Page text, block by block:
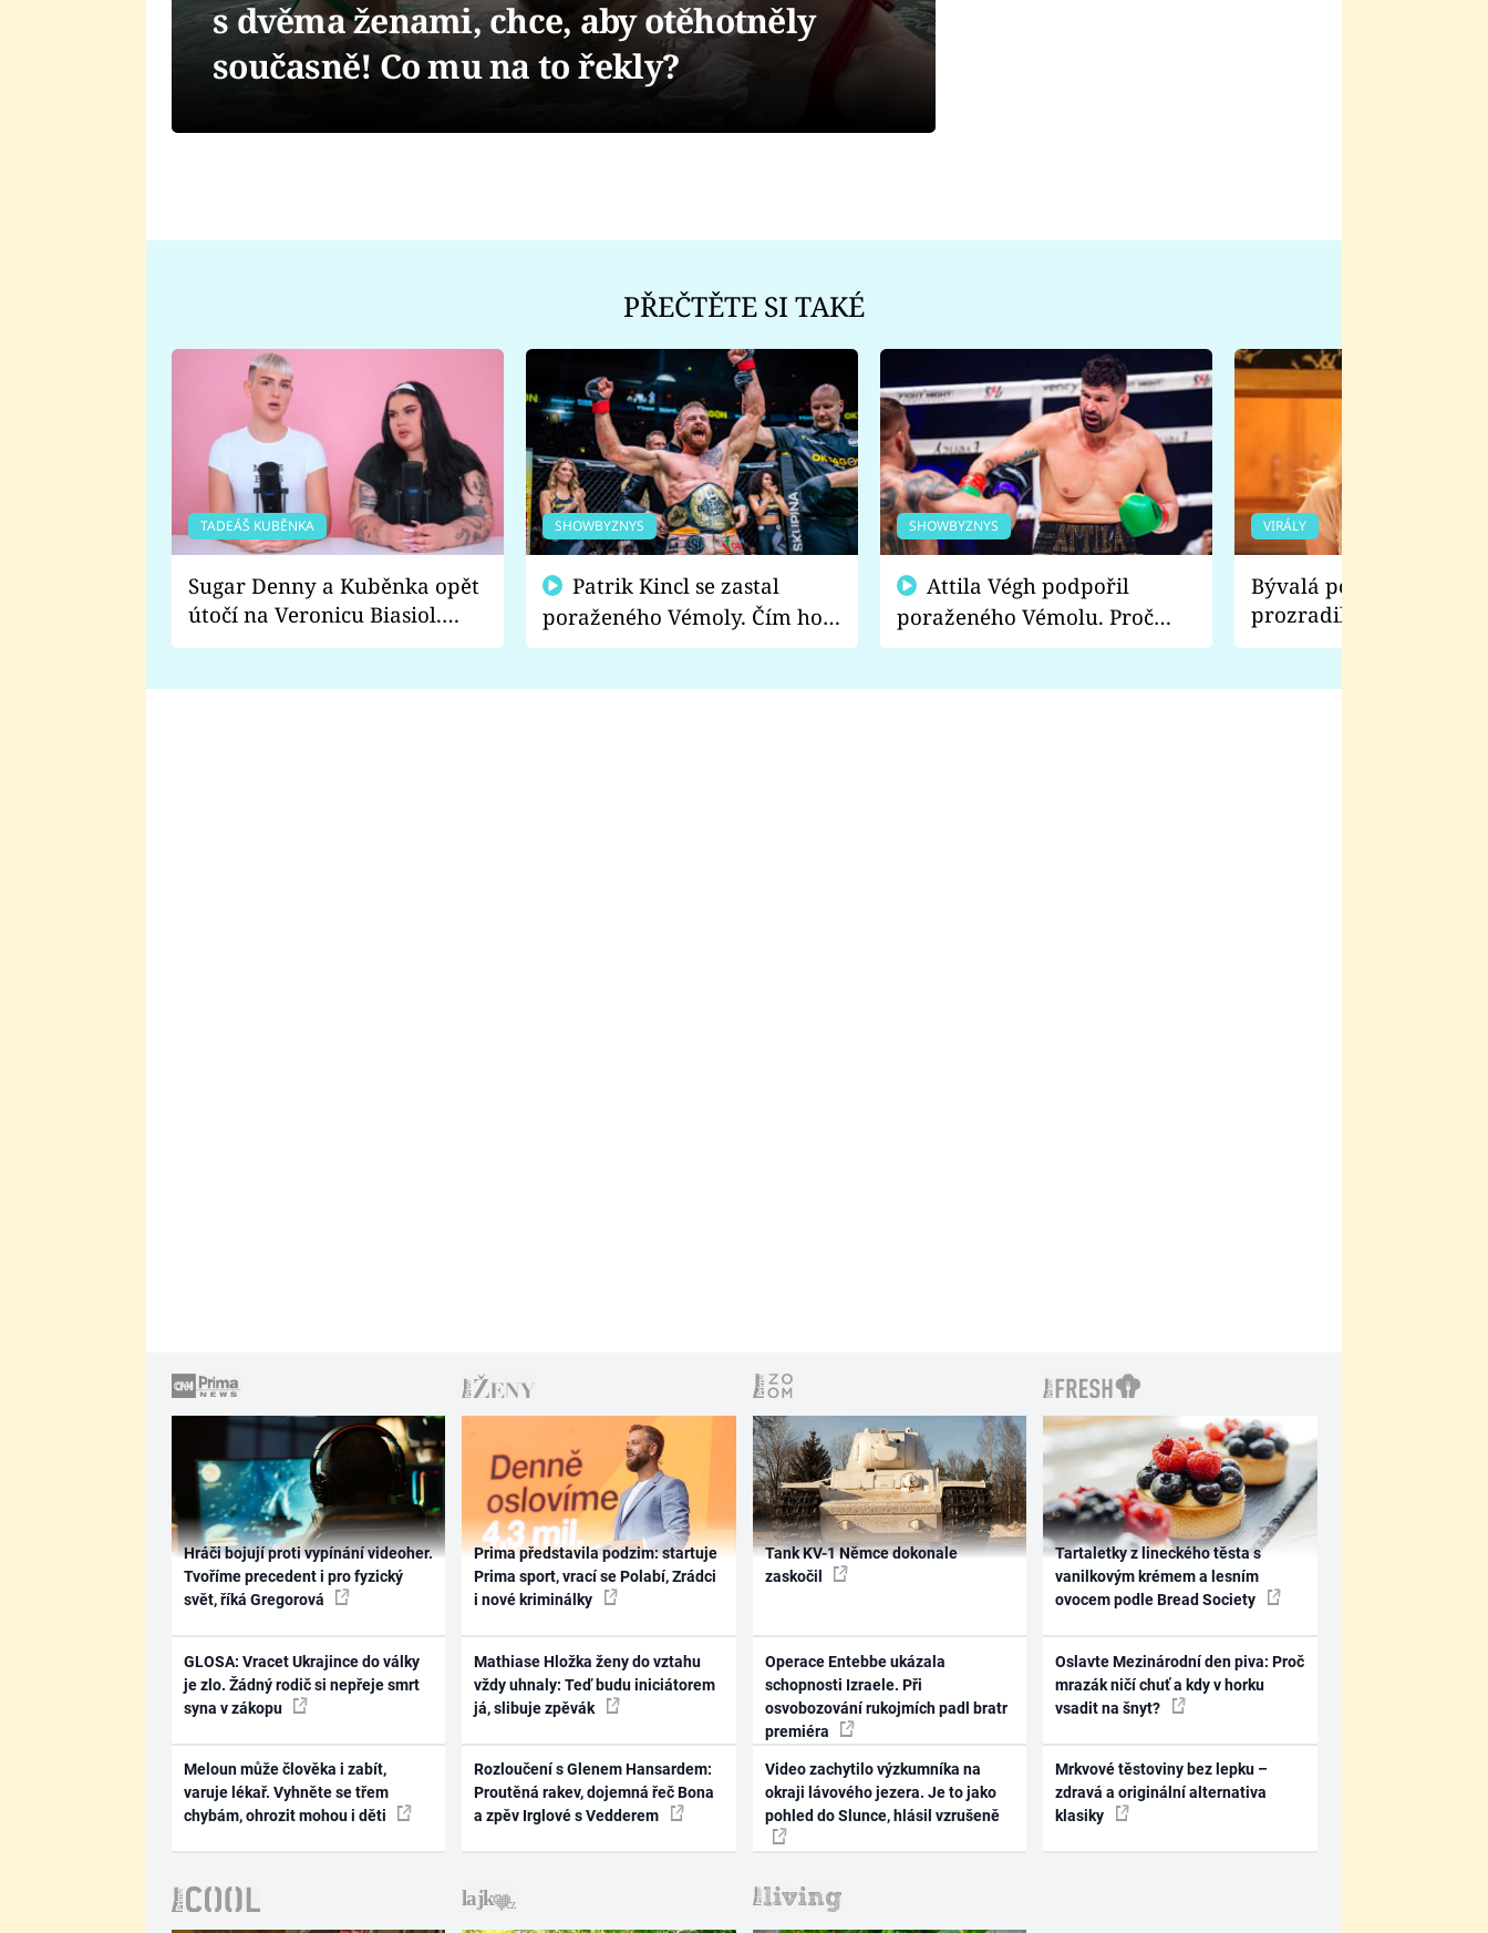
s dvěma ženami, chce, aby otěhotněly
současně! Co mu na to řekly?
PŘEČTĚTE SI TAKÉ
TADEÁŠ KUBĚNKA
Sugar Denny a Kuběnka opět
útočí na Veronicu Biasiol.
Proč je podle nich falešná a
SHOWBYZNYS
poraženého Vémoly. Čím ho
fanoušci naštvali?
SHOWBYZNYS
poraženého Vémolu. Proč
chce raději zápasit s ním než
VIRÁLY
Bývalá pornoherečka
prozradila, co ji
natáčení Euforie.
Hráči bojují proti vypínání videoher.
Tvoříme precedent i pro fyzický
svět, říká Gregorová
GLOSA: Vracet Ukrajince do války
je zlo. Žádný rodič si nepřeje smrt
syna v zákopu
Meloun může člověka i zabít,
varuje lékař. Vyhněte se třem
chybám, ohrozit mohou i děti
Prima představila podzim: startuje
Prima sport, vrací se Polabí, Zrádci
i nové kriminálky
Mathiase Hložka ženy do vztahu
vždy uhnaly: Teď budu iniciátorem
já, slibuje zpěvák
Rozloučení s Glenem Hansardem:
Proutěná rakev, dojemná řeč Bona
a zpěv Irglové s Vedderem
Tank KV-1 Němce dokonale
zaskočil
Operace Entebbe ukázala
schopnosti Izraele. Při
osvobozování rukojmích padl bratr
premiéra
Video zachytilo výzkumníka na
okraji lávového jezera. Je to jako
pohled do Slunce, hlásil vzrušeně
Tartaletky z lineckého těsta s
vanilkovým krémem a lesním
ovocem podle Bread Society
Oslavte Mezinárodní den piva: Proč
mrazák ničí chuť a kdy v horku
vsadit na šnyt?
Mrkvové těstoviny bez lepku –
zdravá a originální alternativa
klasiky